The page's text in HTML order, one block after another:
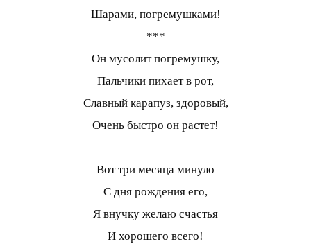
Шарами, погремушками!
***
Он мусолит погремушку,
Пальчики пихает в рот,
Славный карапуз, здоровый,
Очень быстро он растет!
Вот три месяца минуло
С дня рождения его,
Я внучку желаю счастья
И хорошего всего!